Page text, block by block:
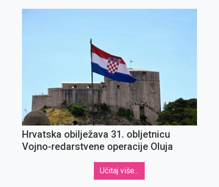
Hrvatska obilježava 31. obljetnicu
Vojno-redarstvene operacije Oluja
Učitaj više...